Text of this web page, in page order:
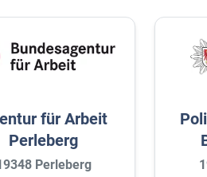
für Arbeit
Perleberg
Perleberg